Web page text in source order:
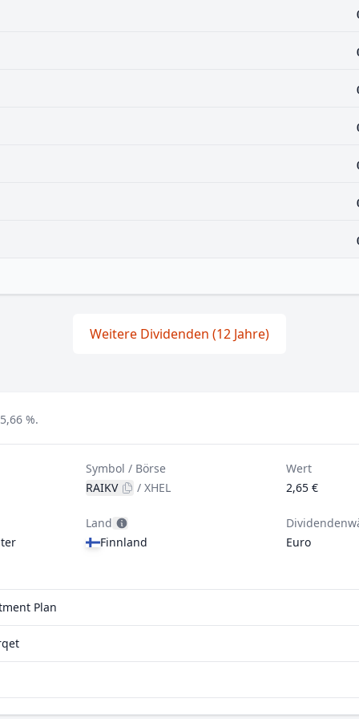
Weitere Dividenden (12 Jahre)
%.
Symbol / Börse
RAIKV
/XHEL
Wert
2,65 €
Land
Finnland
Euro
Plan